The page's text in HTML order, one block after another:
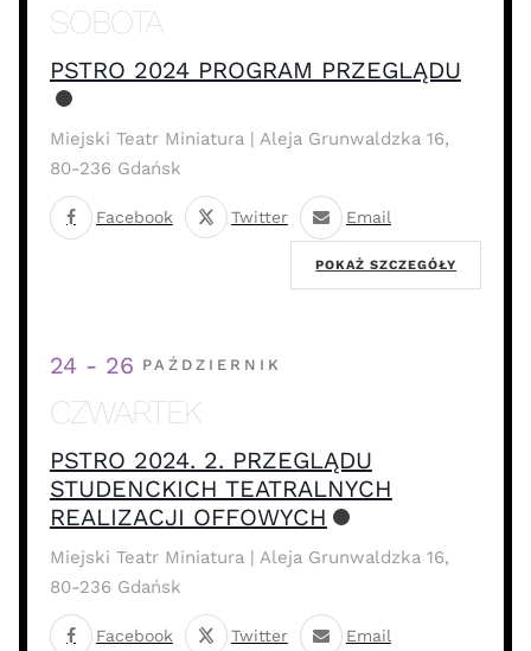
SOBOTA
PSTRO 2024 PROGRAM PRZEGLĄDU
Miejski Teatr Miniatura | Aleja Grunwaldzka 16,
80-236 Gdańsk
Facebook Twitter Email
POKAŻ SZCZEGÓŁY
24 - 26 PAŹDZIERNIK
CZWARTEK
PSTRO 2024. 2. PRZEGLĄDU
STUDENCKICH TEATRALNYCH
REALIZACJI OFFOWYCH
Miejski Teatr Miniatura | Aleja Grunwaldzka 16,
80-236 Gdańsk
Facebook Twitter Email